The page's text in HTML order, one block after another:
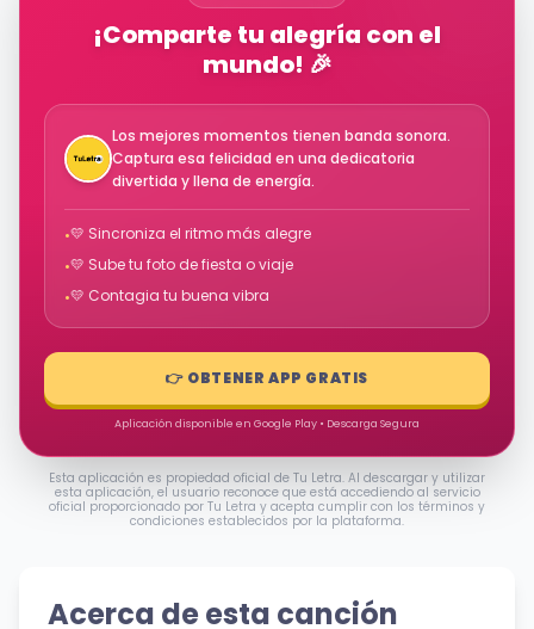
¡Comparte tu alegría con el
mundo! 🎉
Los mejores momentos tienen banda sonora.
Captura esa felicidad en una dedicatoria
divertida y llena de energía.
•💛 Sincroniza el ritmo más alegre
•💛 Sube tu foto de fiesta o viaje
•💛 Contagia tu buena vibra
👉 OBTENER APP GRATIS
Aplicación disponible en Google Play • Descarga Segura
Esta aplicación es propiedad oficial de Tu Letra. Al descargar y utilizar
esta aplicación, el usuario reconoce que está accediendo al servicio
oficial proporcionado por Tu Letra y acepta cumplir con los términos y
condiciones establecidos por la plataforma.
Acerca de esta canción